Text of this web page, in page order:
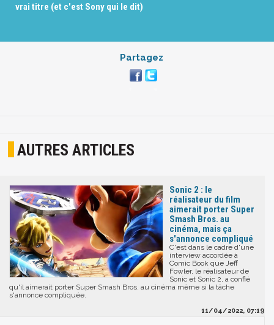
vrai titre (et c'est Sony qui le dit)
Partagez
AUTRES ARTICLES
Sonic 2 : le
réalisateur du film
aimerait porter Super
Smash Bros. au
cinéma, mais ça
s'annonce compliqué
C'est dans le cadre d'une
interview accordée à
Comic Book que Jeff
Fowler, le réalisateur de
Sonic et Sonic 2, a confié
qu'il aimerait porter Super Smash Bros. au cinéma même si la tâche
s'annonce compliquée.
11/04/2022, 07:19